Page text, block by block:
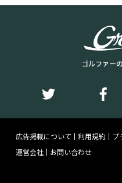
ゴルファー
広告掲載について 利用規約 プ
運営会社
お問い合わせ